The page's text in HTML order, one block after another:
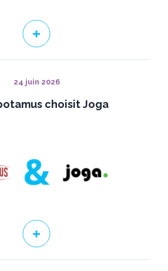
24 juin 2026
choisit Joga